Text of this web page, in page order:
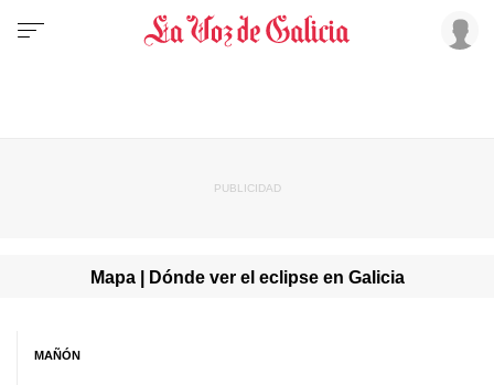
Mapa | Dónde ver el eclipse en Galicia
MAÑÓN